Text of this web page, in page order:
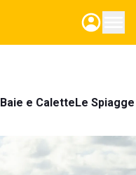
Baie e CaletteLe